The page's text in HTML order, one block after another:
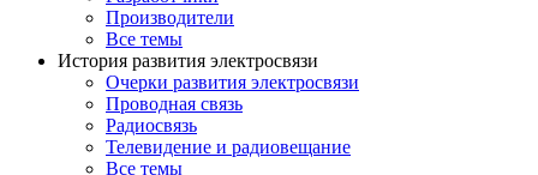
Производители
Все темы
История развития электросвязи
Очерки развития электросвязи
Проводная связь
Радиосвязь
Телевидение и радиовещание
Все темы